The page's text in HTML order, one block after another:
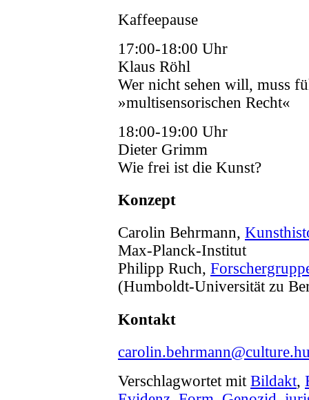
Kaffeepause
17:00-18:00 Uhr
Klaus Röhl
Wer nicht sehen will, muss
»multisensorischen Recht«
18:00-19:00 Uhr
Dieter Grimm
Wie frei ist die Kunst?
Konzept
Carolin Behrmann,
Max-Planck-Institut
Philipp Ruch,
(Humboldt-Universität zu
Kontakt
Verschlagwortet mit Bildakt,